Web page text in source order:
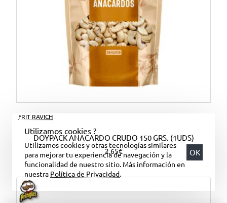
Utilizamos cookies ?
Utilizamos cookies y otras tecnologías similares
para mejorar tu experiencia de navegación y la
funcionalidad de nuestro sitio. Más información en
nuestra Política de Privacidad.
OK
FRIT RAVICH
DOYPACK ANACARDO CRUDO 150 GRS. (1UDS)
2,65€